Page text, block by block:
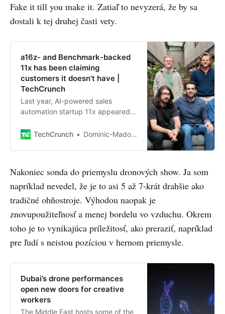
Fake it till you make it. Zatiaľ to nevyzerá, že by sa
dostali k tej druhej časti vety.
a16z- and Benchmark-backed
11x has been claiming
customers it doesn’t have |
TechCrunch
Last year, AI-powered sales
automation startup 11x appeared
trajectory. However, nearly two
TechCrunch Dominic-Madori Davis, Marina Temkin
Nakoniec sonda do priemyslu dronových show. Ja som
napríklad nevedel, že je to asi 5 až 7-krát drahšie ako
tradičné ohňostroje. Výhodou naopak je
znovupoužiteľnosť a menej bordelu vo vzduchu. Okrem
toho je to vynikajúca príležitosť, ako preraziť, napríklad
pre ľudí s neistou pozíciou v hernom priemysle.
Dubai’s drone performances
open new doors for creative
workers
The Middle East hosts some of the